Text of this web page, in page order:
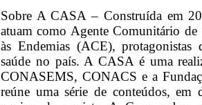
Sobre A CASA – Construída em
atuam como Agente Comunitário
às Endemias (ACE),
saúde no país. A CASA é uma
CONASEMS, CONACS e a
reúne uma série de conteúdos, em